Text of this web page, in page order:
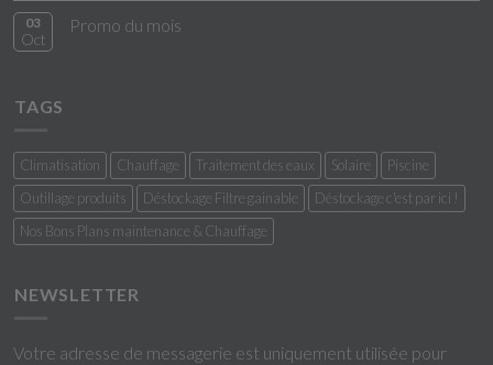
03
Oct
Promo du mois
TAGS
Climatisation Chauffage Traitement des eaux Solaire
Piscine
Outillage produits
Déstockage Filtre gainable
Déstockage c'est par ici !
Nos Bons Plans maintenance & Chauffage
NEWSLETTER
Votre adresse de messagerie est uniquement utilisée pour